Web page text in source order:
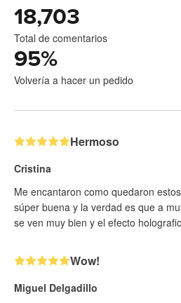
18,703
Total de comentarios
95%
Volvería a hacer un pedido
Hermoso
Cristina
Me encantaron como quedaron
súper buena y la verdad es que a
se ven muy bien y el efecto
Wow!
Miguel Delgadillo